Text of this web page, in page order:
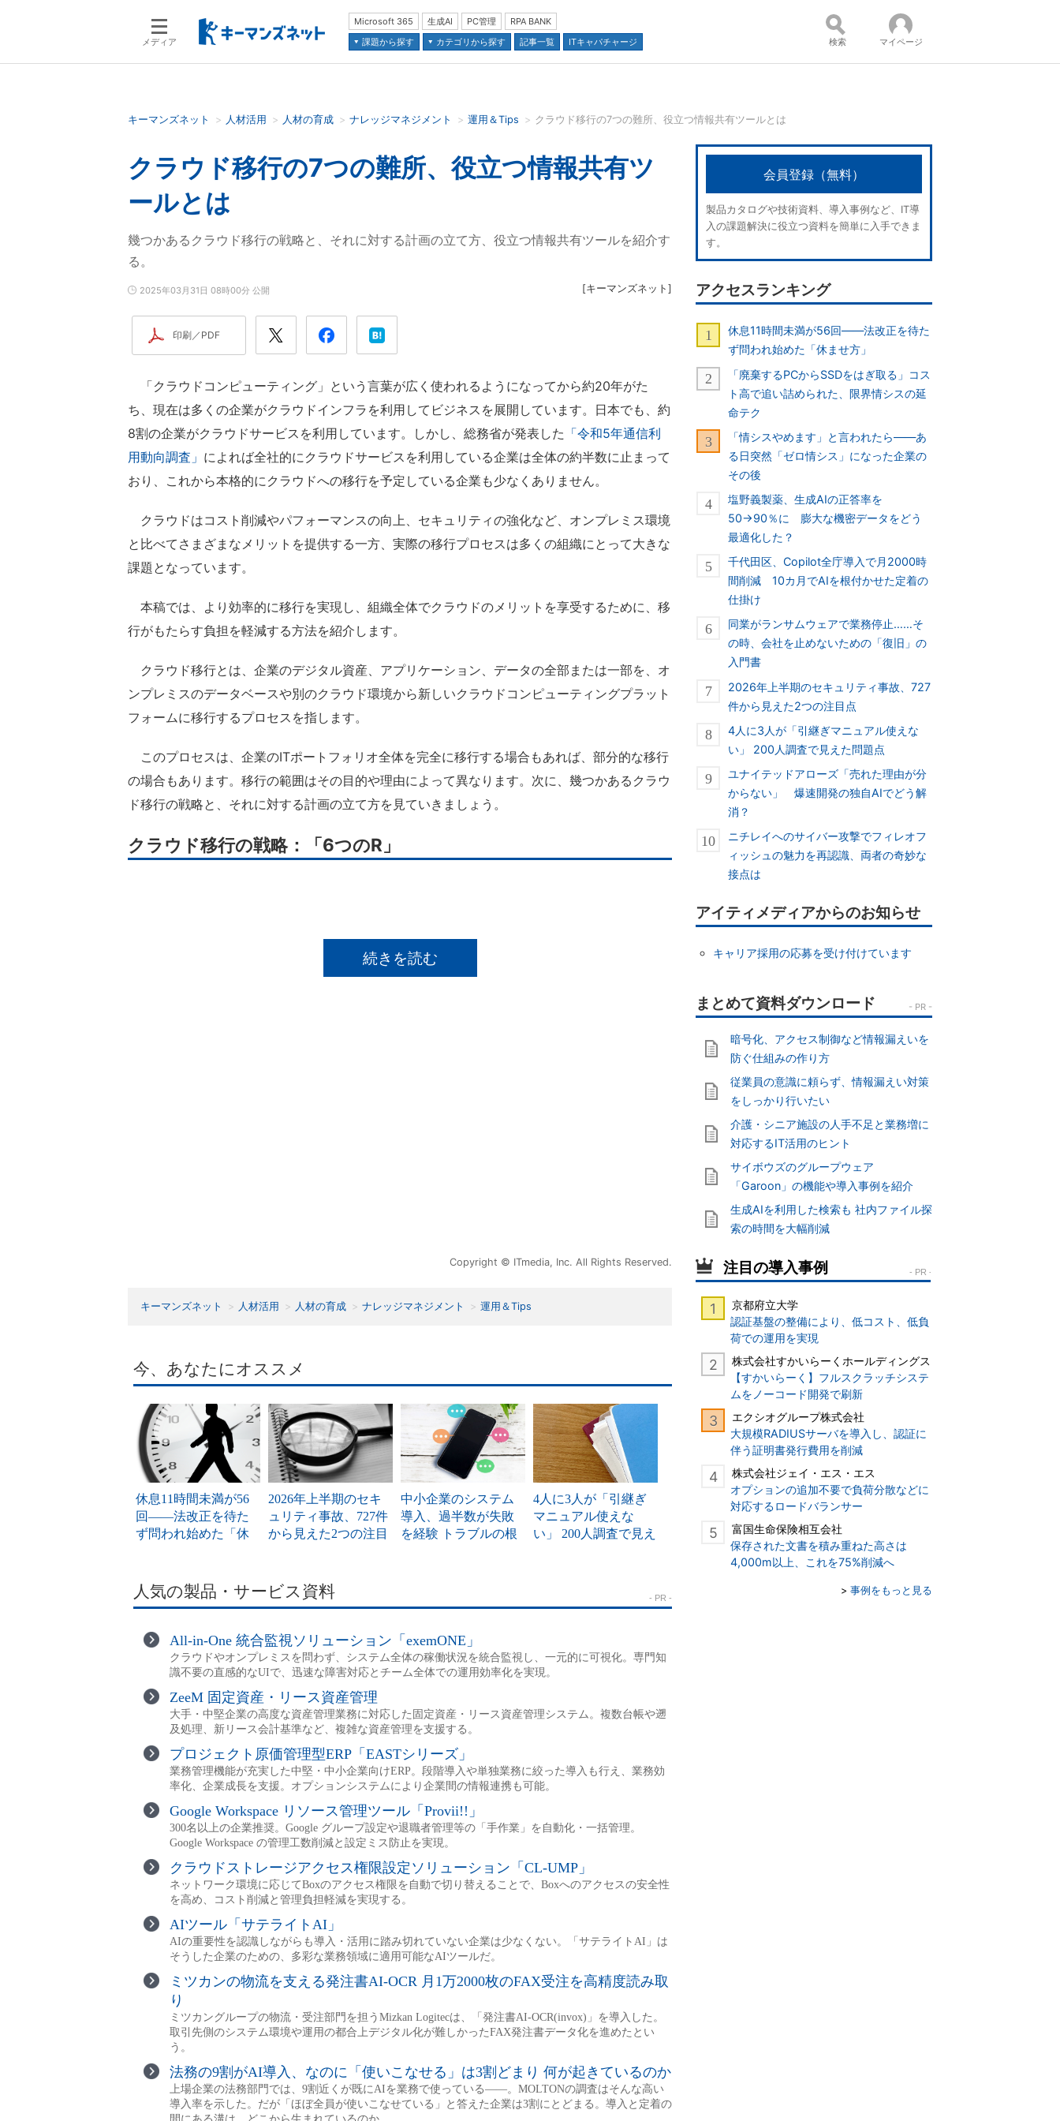
メディア
Microsoft 365 生成AI PC管理
RPA BANK
課題から探す
カテゴリから探す 記事一覧 ITキャパチャージ
検索語を入力してください コンテンツ：
並び順：
検索 マイページ
キーマンズネット 人材活用 人材の育成 ナレッジマネジメント 運用＆Tips クラウド移行の7つの難所、役立つ情報共有ツールとは
クラウド移行の7つの難所、役立つ情報共有ツ
ールとは
幾つかあるクラウド移行の戦略と、それに対する計画の立て方、役立つ情報共有ツールを紹介す
る。
2025年03月31日 08時00分 公開 [キーマンズネット ]
印刷／PDF
「クラウドコンピューティング」という言葉が広く使われるようになってから約20年がた
ち、現在は多くの企業がクラウドインフラを利用してビジネスを展開しています。日本でも、約
8割の企業がクラウドサービスを利用しています。しかし、総務省が発表した 「令和5年通信利
用動向調査」 によれば全社的にクラウドサービスを利用している企業は全体の約半数に止まって
おり、これから本格的にクラウドへの移行を予定している企業も少なくありません。
クラウドはコスト削減やパフォーマンスの向上、セキュリティの強化など、オンプレミス環境
と比べてさまざまなメリットを提供する一方、実際の移行プロセスは多くの組織にとって大きな
課題となっています。
本稿では、より効率的に移行を実現し、組織全体でクラウドのメリットを享受するために、移
行がもたらす負担を軽減する方法を紹介します。
クラウド移行とは、企業のデジタル資産、アプリケーション、データの全部または一部を、オ
ンプレミスのデータベースや別のクラウド環境から新しいクラウドコンピューティングプラット
フォームに移行するプロセスを指します。
このプロセスは、企業のITポートフォリオ全体を完全に移行する場合もあれば、部分的な移行
の場合もあります。移行の範囲はその目的や理由によって異なります。次に、幾つかあるクラウ
ド移行の戦略と、それに対する計画の立て方を見ていきましょう。
クラウド移行の戦略：「6つのR」
続きを読む
Copyright © ITmedia, Inc. All Rights Reserved.
キーマンズネット 人材活用 人材の育成 ナレッジマネジメント 運用＆Tips
会員登録（無料）
製品カタログや技術資料、導入事例など、IT導
入の課題解決に役立つ資料を簡単に入手できま
す。
アクセスランキング
休息11時間未満が56回――法改正を待た
ず問われ始めた「休ませ方」
「廃棄するPCからSSDをはぎ取る」コス
ト高で追い詰められた、限界情シスの延
命テク
「情シスやめます」と言われたら――あ
る日突然「ゼロ情シス」になった企業の
その後
塩野義製薬、生成AIの正答率を
50→90％に 膨大な機密データをどう
最適化した？
千代田区、Copilot全庁導入で月2000時
間削減 10カ月でAIを根付かせた定着の
仕掛け
同業がランサムウェアで業務停止……そ
の時、会社を止めないための「復旧」の
入門書
2026年上半期のセキュリティ事故、727
件から見えた2つの注目点
4人に3人が「引継ぎマニュアル使えな
い」 200人調査で見えた問題点
ユナイテッドアローズ「売れた理由が分
からない」 爆速開発の独自AIでどう解
消？
ニチレイへのサイバー攻撃でフィレオフ
ィッシュの魅力を再認識、両者の奇妙な
接点は
アイティメディアからのお知らせ
キャリア採用の応募を受け付けています
暗号化、アクセス制御など情報漏えいを
防ぐ仕組みの作り方
従業員の意識に頼らず、情報漏えい対策
をしっかり行いたい
介護・シニア施設の人手不足と業務増に
対応するIT活用のヒント
サイボウズのグループウェア
「Garoon」の機能や導入事例を紹介
生成AIを利用した検索も 社内ファイル探
索の時間を大幅削減